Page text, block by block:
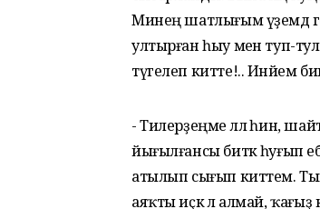
Минең шатлығым үҙемдә
ултырған һыу меән туп-
түгелеп китте!.. Инәйем бик
- Тилерҙеңме әллә һин,
йығылғансы биткә һуғып
атылып сығып киттем.
аяҡты иҫкә лә алмай,